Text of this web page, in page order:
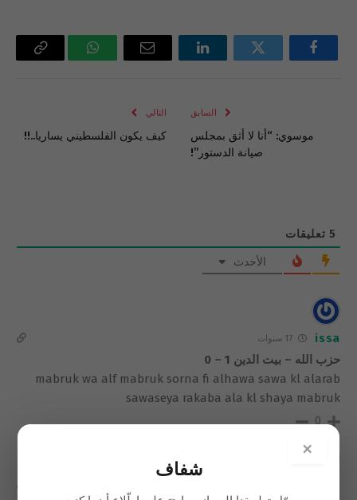
فيسبوك تويتر لينكدإن
البريد
واتساب Copy
السابق
موسوي: “أنا لا أثق بمجلس
صيانة الدستور”!
التالي
كيف يكون الفلسطيني يساريا..!!
5 تعليقات
الأحدث
issa
حزب الله – بيت الدين 1 – 0
mabruk wa alf mabruk sorna fi alhawa sawa kl alarab
sawaseya rakaba ala kl shaya mabruk
0
×
شفاف